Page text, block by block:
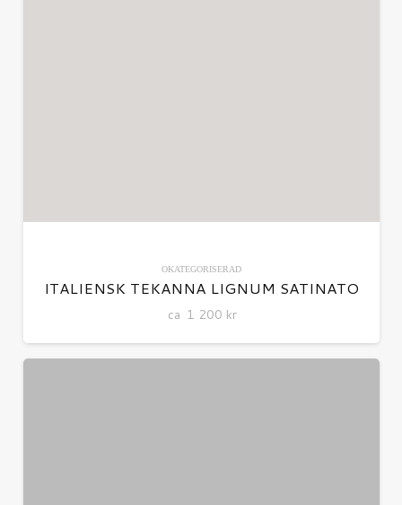
OKATEGORISERAD
ITALIENSK TEKANNA LIGNUM SATINATO
ca 1 200 kr